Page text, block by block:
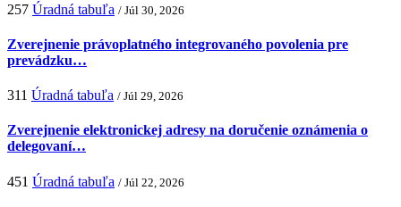
257 Úradná tabuľa / Júl 30, 2026
Zverejnenie právoplatného integrovaného povolenia pre
prevádzku…
311 Úradná tabuľa / Júl 29, 2026
Zverejnenie elektronickej adresy na doručenie oznámenia o
delegovaní…
451 Úradná tabuľa / Júl 22, 2026